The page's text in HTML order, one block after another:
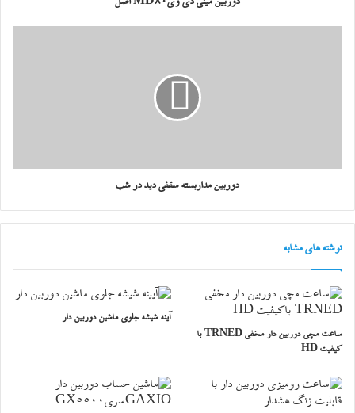
دوربین مداربسته سقفی دید در شب
نوشته های مشابه
ساعت مچی دوربین دار مخفی TRNED با
کیفیت HD
آینه شیشه جلوی ماشین دوربین دار